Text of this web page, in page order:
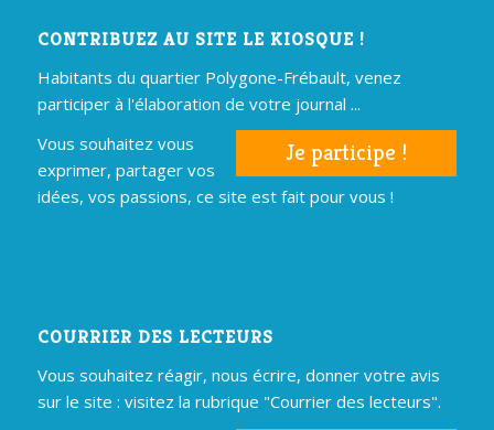
CONTRIBUEZ AU SITE LE KIOSQUE !
Habitants du quartier Polygone-Frébault, venez
participer à l'élaboration de votre journal ...
Je participe !
Vous souhaitez vous
exprimer, partager vos
idées, vos passions, ce site est fait pour vous !
COURRIER DES LECTEURS
Vous souhaitez réagir, nous écrire, donner votre avis
sur le site : visitez la rubrique "Courrier des lecteurs".